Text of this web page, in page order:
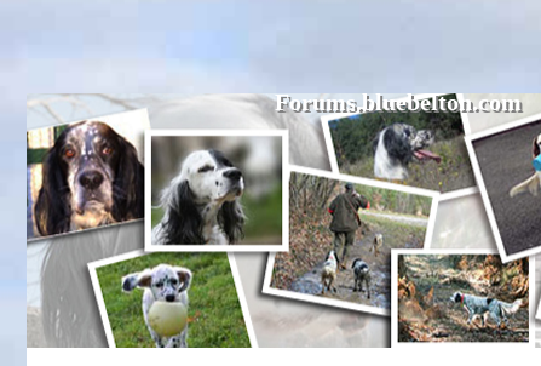
Forums.bluebelton.com